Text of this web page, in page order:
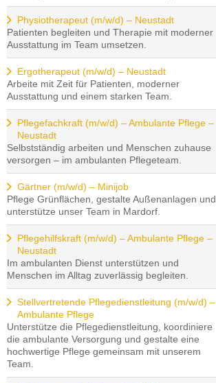
Physiotherapeut (m/w/d) – Neustadt
Patienten begleiten und Therapie mit moderner
Ausstattung im Team umsetzen.
Ergotherapeut (m/w/d) – Neustadt
Arbeite mit Zeit für Patienten, moderner
Ausstattung und einem starken Team.
Pflegefachkraft (m/w/d) – Ambulante Pflege –
Neustadt
Selbstständig arbeiten und Menschen zuhause
versorgen – im ambulanten Pflegeteam.
Gärtner (m/w/d) – Minijob
Pflege Grünflächen, gestalte Außenanlagen und
unterstütze unser Team in Mardorf.
Pflegehilfskraft (m/w/d) – Ambulante Pflege –
Neustadt
Im ambulanten Dienst unterstützen und
Menschen im Alltag zuverlässig begleiten.
Stellvertretende Pflegedienstleitung (m/w/d) –
Ambulante Pflege
Unterstütze die Pflegedienstleitung, koordiniere
die ambulante Versorgung und gestalte eine
hochwertige Pflege gemeinsam mit unserem
Team.